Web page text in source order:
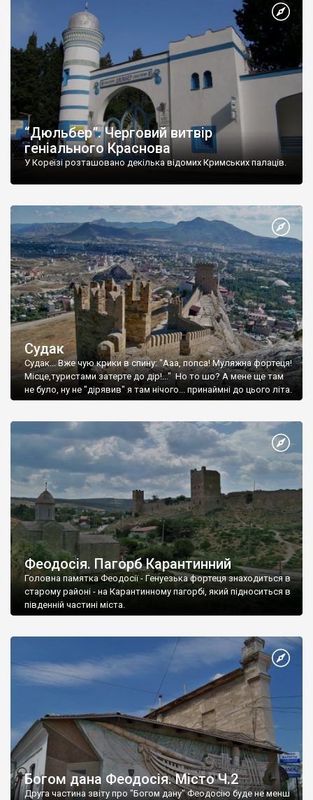
“Дюльбер”. Черговий витвір
геніального Краснова
У Кореїзі розташовано декілька відомих Кримських палаців.
Судак
Судак... Вже чую крики в спину: "Ааа, попса! Муляжна фортеця!
Місце,туристами затерте до дір!..." Но то шо? А мене ще там
не було, ну не "дірявив" я там нічого... принаймні до цього літа.
Феодосія. Пагорб Карантинний
Головна памятка Феодосії - Генуезька фортеця знаходиться в
старому районі - на Карантинному пагорбі, який підноситься в
південній частині міста.
Богом дана Феодосія. Місто Ч.2
Друга частина звіту про "Богом дану" Феодосію буде не менш